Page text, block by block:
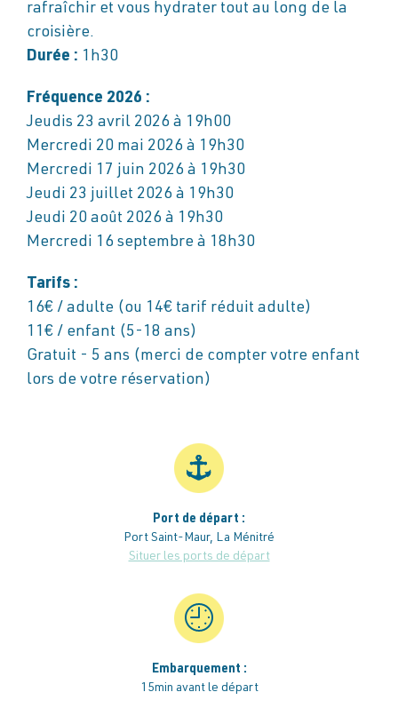
rafraîchir et vous hydrater tout au long de la
croisière.
Durée : 1h30
Fréquence 2026 :
Jeudis 23 avril 2026 à 19h00
Mercredi 20 mai 2026 à 19h30
Mercredi 17 juin 2026 à 19h30
Jeudi 23 juillet 2026 à 19h30
Jeudi 20 août 2026 à 19h30
Mercredi 16 septembre à 18h30
Tarifs :
16€ / adulte (ou 14€ tarif réduit adulte)
11€ / enfant (5-18 ans)
Gratuit - 5 ans (merci de compter votre enfant
lors de votre réservation)
Port de départ :
Port Saint-Maur, La Ménitré
Situer les ports de départ
Embarquement :
15min avant le départ